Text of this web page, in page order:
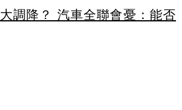
調降？ 汽車全聯會憂：能否